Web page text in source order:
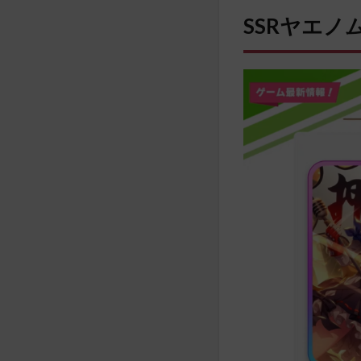
SSRヤエノ